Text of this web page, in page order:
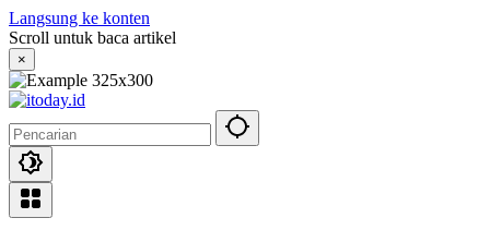
Langsung ke konten
Scroll untuk baca artikel
×